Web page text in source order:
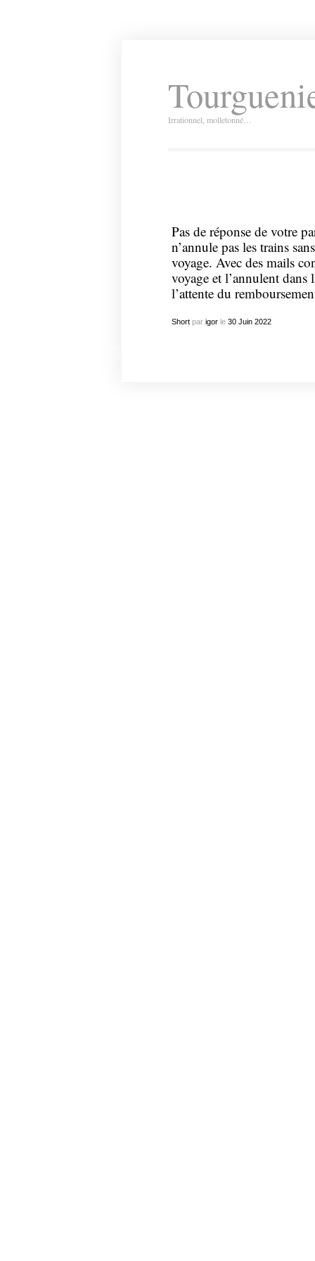
Irrationnel, molletonné…
Pas de réponse de votre
n’annule pas les trains
voyage. Avec des mails
voyage et l’annulent
l’attente du
Shortpar igorle 30 Juin 2022